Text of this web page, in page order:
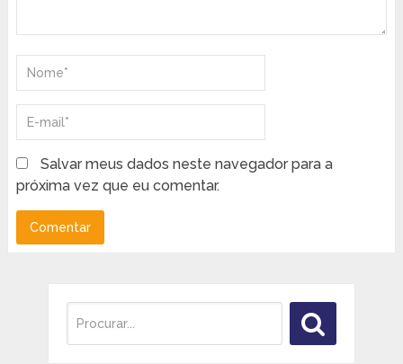
Salvar meus dados neste navegador para a
próxima vez que eu comentar.